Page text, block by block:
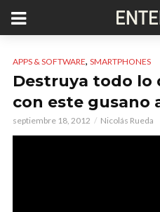
APPS & SOFTWARE, SMARTPHONES
Destruya todo lo
con este gusano
septiembre 18, 2012 Nicolás Rueda